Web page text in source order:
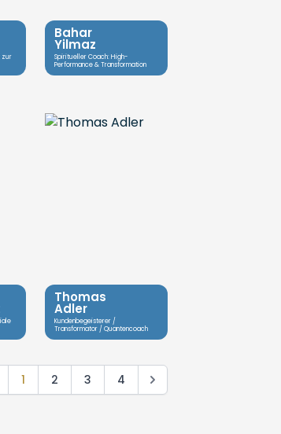
zur
Bahar
Yilmaz
Spiritueller Coach: High-
Performance & Transformation
Thomas
Adler
Kundenbegeisterer /
Transformator / Quantencoach
1 2 3 4